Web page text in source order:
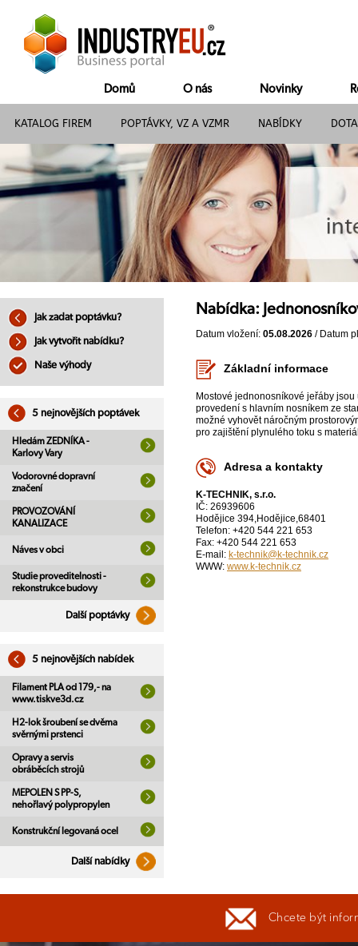
Domů O nás Novinky
KATALOG FIREM POPTÁVKY, VZ A VZMR NABÍDKY
Jak zadat poptávku?
Jak vytvořit nabídku?
Naše výhody
5 nejnovějších poptávek
Hledám ZEDNÍKA -
Karlovy Vary
Vodorovné dopravní
značení
PROVOZOVÁNÍ
KANALIZACE
Náves v obci
Studie proveditelnosti -
rekonstrukce budovy
Další poptávky
5 nejnovějších nabídek
Filament PLA od 179,- na
www.tiskve3d.cz
H2-lok šroubení se dvěma
svěrnými prstenci
Opravy a servis
obráběcích strojů
MEPOLEN S PP-S,
nehořlavý polypropylen
Konstrukční legovaná ocel
Další nabídky
Nabídka:
Datum vložení: 05.08.2026 / Datum
Základní informace
Mostové jednonosníkové jeřáby
provedení s hlavním nosníkem ze
možné vyhovět náročným
pro zajištění plynulého toku s
Adresa a kontakty
K-TECHNIK, s.r.o.
IČ: 26939606
Hodějice 394,Hodějice,68401
Telefon: +420 544 221 653
Fax: +420 544 221 653
E-mail: k-technik@k-technik.cz
WWW: www.k-technik.cz
Chcete být